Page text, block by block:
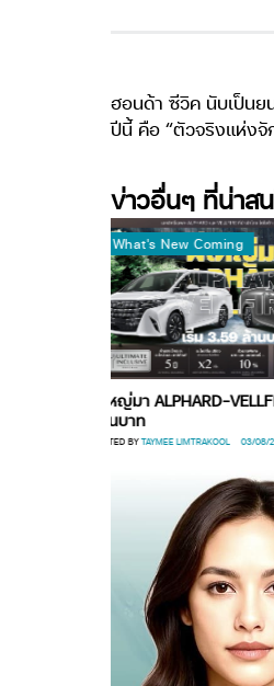
ฮอนด้า ซีวิค นับเป็น
ปีนี้ คือ “ตัวจริงแห่งจั
ข่าวอื่นๆ ที่น่าส
What's New Coming
พี่ใหญ่มา ALPHARD-VELLFIRE เริ่ม
TAYMEE LIMTRAKOOL 03/08/2026